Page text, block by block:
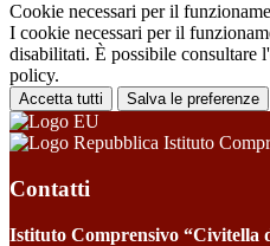
Cookie necessari per il
I cookie necessari per il
disabilitati. È possibile consultare
policy.
Accetta tutti Salva le preferenze
Istituto
Contatti
Istituto Comprensivo “Civitella